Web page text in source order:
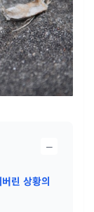
−
린 상황의